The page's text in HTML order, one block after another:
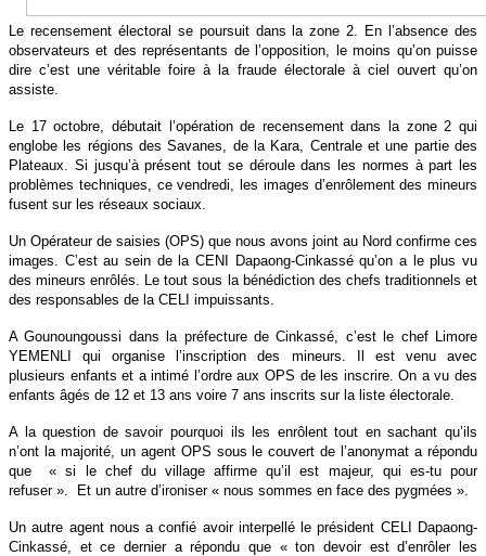
Le recensement électoral se poursuit dans la zone 2. En l’absence des
observateurs et des représentants de l’opposition, le moins qu’on puisse
dire c’est une véritable foire à la fraude électorale à ciel ouvert qu’on
assiste.
Le 17 octobre, débutait l’opération de recensement dans la zone 2 qui
englobe les régions des Savanes, de la Kara, Centrale et une partie des
Plateaux. Si jusqu’à présent tout se déroule dans les normes à part les
problèmes techniques, ce vendredi, les images d’enrôlement des mineurs
fusent sur les réseaux sociaux.
Un Opérateur de saisies (OPS) que nous avons joint au Nord confirme ces
images. C’est au sein de la CENI Dapaong-Cinkassé qu’on a le plus vu
des mineurs enrôlés. Le tout sous la bénédiction des chefs traditionnels et
des responsables de la CELI impuissants.
A Gounoungoussi dans la préfecture de Cinkassé, c’est le chef Limore
YEMENLI qui organise l’inscription des mineurs. Il est venu avec
plusieurs enfants et a intimé l’ordre aux OPS de les inscrire. On a vu des
enfants âgés de 12 et 13 ans voire 7 ans inscrits sur la liste électorale.
A la question de savoir pourquoi ils les enrôlent tout en sachant qu’ils
n’ont la majorité, un agent OPS sous le couvert de l’anonymat a répondu
que
« si le chef du village affirme qu’il est majeur, qui es-tu pour
refuser ».
Et un autre d’ironiser « nous sommes en face des pygmées ».
Un autre agent nous a confié avoir interpellé le président CELI Dapaong-
Cinkassé, et ce dernier a répondu que « ton devoir est d’enrôler les